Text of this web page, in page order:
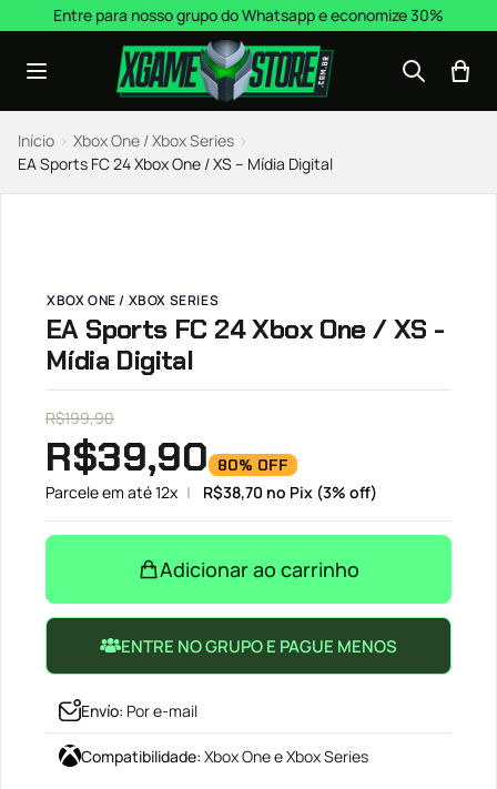
Pular para o conteúdo
Entre para nosso grupo do Whatsapp e economize 30%
Início › Xbox One / Xbox Series ›
EA Sports FC 24 Xbox One / XS – Mídia Digital
XBOX ONE / XBOX SERIES
EA Sports FC 24 Xbox One / XS -
Mídia Digital
R$199,90
R$39,90 80% OFF
Parcele em até 12x R$38,70 no Pix (3% off)
Adicionar ao carrinho
ENTRE NO GRUPO E PAGUE MENOS
Envío: Por e-mail
Compatibilidade: Xbox One e Xbox Series